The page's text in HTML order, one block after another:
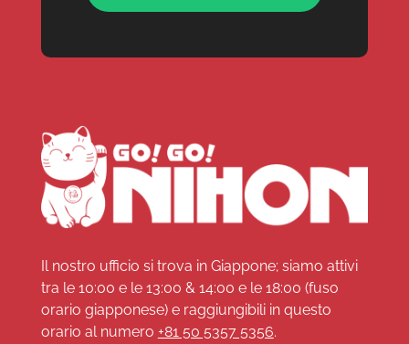
Il nostro ufficio si trova in Giappone; siamo attivi
tra le 10:00 e le 13:00 & 14:00 e le 18:00 (fuso
orario giapponese) e raggiungibili in questo
orario al numero +81 50 5357 5356.